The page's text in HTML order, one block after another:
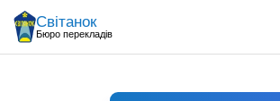
Світанок
Бюро перекладів